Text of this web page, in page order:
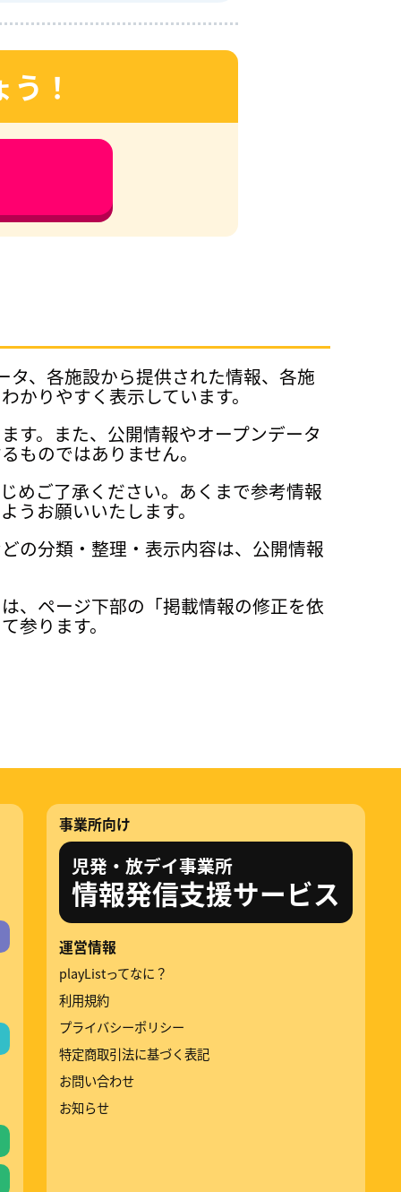
！
、各施設から提供された情報、各施
りやすく表示しています。
す。また、公開情報やオープンデータ
ものではありません。
めご了承ください。あくまで参考情報
お願いいたします。
の分類・整理・表示内容は、公開情報
、ページ下部の「掲載情報の修正を依
参ります。
事業所向け
児発・放デイ事業所
情報発信支援サービス
運営情報
playListってなに？
利用規約
プライバシーポリシー
特定商取引法に基づく表記
お問い合わせ
お知らせ